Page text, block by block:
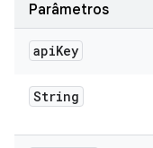
Parâmetros
apiKey
String